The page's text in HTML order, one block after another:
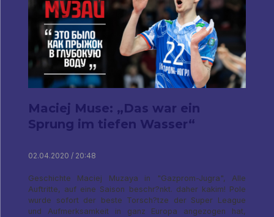
Maciej Muse: „Das war ein
Sprung im tiefen Wasser“
02.04.2020 / 20:48
Geschichte Maciej Muzaya in "Gazprom-Jugra", Alle
Auftritte, auf eine Saison beschr?nkt. daher kakim! Pole
wurde sofort der beste Torsch?tze der Super League
und Aufmerksamkeit in ganz Europa angezogen hat,